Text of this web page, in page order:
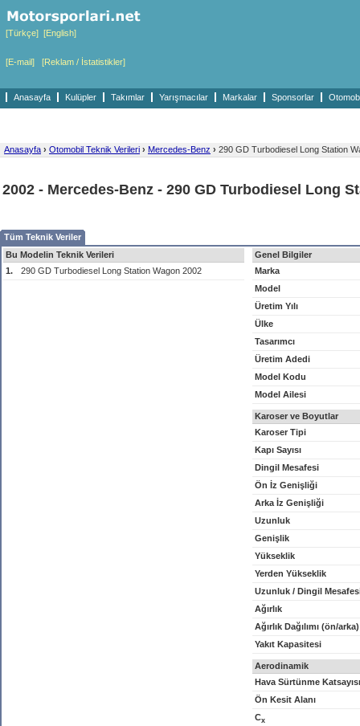
[Türkçe] [English]
[E-mail] [Reklam / İstatistikler]
Anasayfa Kulüpler Takımlar Yarışmacılar Markalar Sponsorlar
Anasayfa › Otomobil Teknik Verileri › Mercedes-Benz › 290 GD Turbodiesel Long Station
2002 - Mercedes-Benz - 290 GD Turbodiesel Long
Tüm Teknik Veriler
Bu Modelin Teknik Verileri
1.
290 GD Turbodiesel Long Station Wagon 2002
Genel Bilgiler
Marka
Model
Üretim Yılı
Ülke
Tasarımcı
Üretim Adedi
Model Kodu
Model Ailesi
Karoser ve Boyutlar
Karoser Tipi
Kapı Sayısı
Dingil Mesafesi
Ön İz Genişliği
Arka İz Genişliği
Uzunluk
Genişlik
Yükseklik
Yerden Yükseklik
Uzunluk / Dingil
Ağırlık
Ağırlık Dağılımı (ön/arka)
Yakıt Kapasitesi
Aerodinamik
Hava Sürtünme Katsayısı
Ön Kesit Alanı
Cx